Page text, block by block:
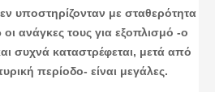
υποστηρίζονταν με σταθερότητα
ανάγκες τους για εξοπλισμό -ο
συχνά καταστρέφεται, μετά από
περίοδο- είναι μεγάλες.